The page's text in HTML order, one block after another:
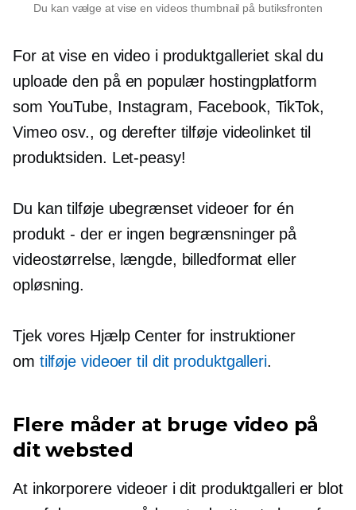
Du kan vælge at vise en videos thumbnail på butiksfronten
For at vise en video i produktgalleriet skal du
uploade den på en populær hostingplatform
som YouTube, Instagram, Facebook, TikTok,
Vimeo osv., og derefter tilføje videolinket til
produktsiden. Let-peasy!
Du kan tilføje ubegrænset videoer for én
produkt - derer ingen begrænsninger på
videostørrelse, længde, billedformat eller
opløsning.
Tjek vores Hjælp Center for instruktioner
om tilføje videoer til dit produktgalleri.
Flere måder at bruge video på
dit websted
At inkorporere videoer i dit produktgalleri er blot